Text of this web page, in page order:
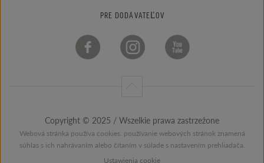
PRE DODÁVATEĽOV
Copyright © 2025 / Wszelkie prawa zastrzeżone
Webová stránka používa cookies. používanie webových stránok znamená
súhlas s ich nahrávaním alebo čítaním v súlade s nastavením prehliadača.
Ustawienia cookie